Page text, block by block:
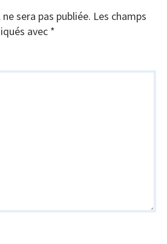
sera pas publiée. Les champs
avec *